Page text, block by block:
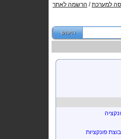
למערכת/ הרשמה לאתר
פונקציות